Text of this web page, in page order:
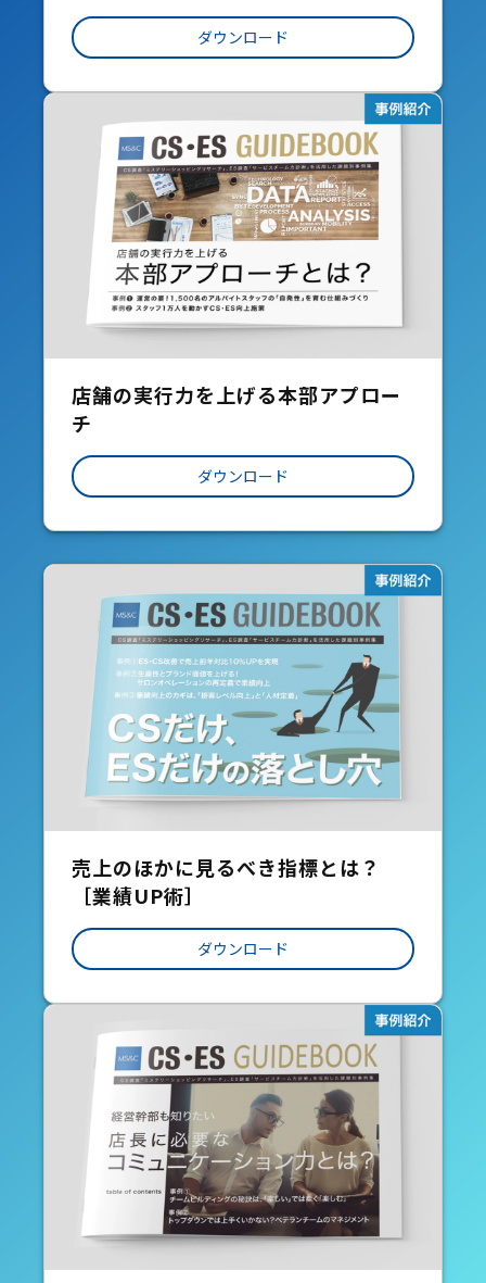
ダウンロード
店舗の実行力を上げる本部アプロー
チ
ダウンロード
売上のほかに見るべき指標とは？
［業績UP術］
ダウンロード